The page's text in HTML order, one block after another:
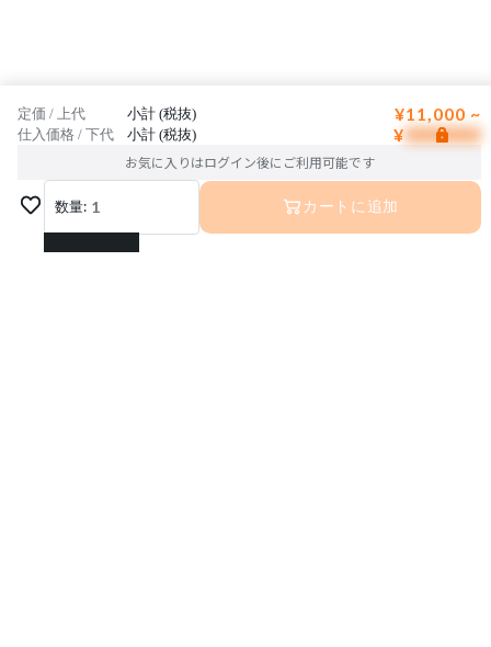
定価 / 上代 小計 (税抜) ¥11,000 ~
仕入価格 / 下代 小計 (税抜) ¥
お気に入りはログイン後にご利用可能です
数量: 1
1
カートに追加